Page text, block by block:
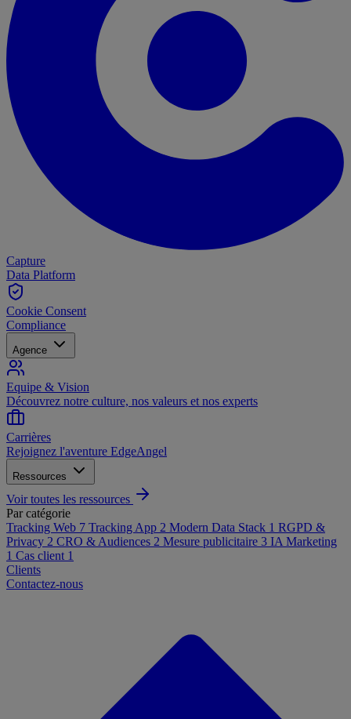
Capture
Data Platform
Cookie Consent
Compliance
Agence
Equipe & Vision
Découvrez notre culture, nos valeurs et nos experts
Carrières
Rejoignez l'aventure EdgeAngel
Ressources
Voir toutes les ressources
Par catégorie
Tracking Web 7 Tracking App 2 Modern Data Stack 1 RGPD &
Privacy 2 CRO & Audiences 2 Mesure publicitaire 3 IA Marketing
1 Cas client 1
Clients
Contactez-nous